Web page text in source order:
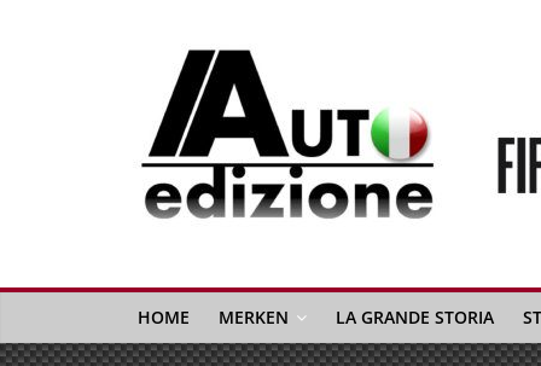
Auto
Edizione
La
Gazetta
dell'Automobile
HOME MERKEN LA GRANDE STORIA